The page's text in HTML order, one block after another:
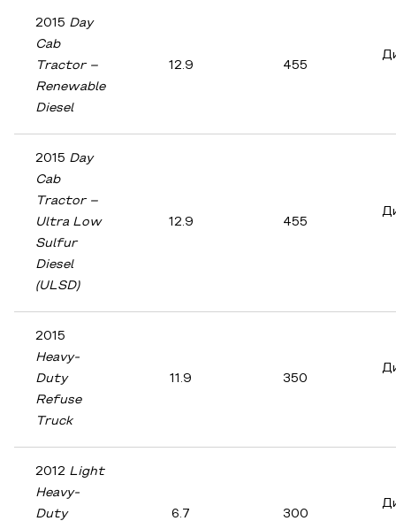
2015 Day
Cab
Tractor –
Renewable
Diesel
12.9 455
2015 Day
Cab
Tractor –
Ultra Low
Sulfur
Diesel
(ULSD)
12.9 455
2015
Heavy-
Duty
Refuse
Truck
11.9 350
2012 Light
Heavy-
Duty
6.7 300